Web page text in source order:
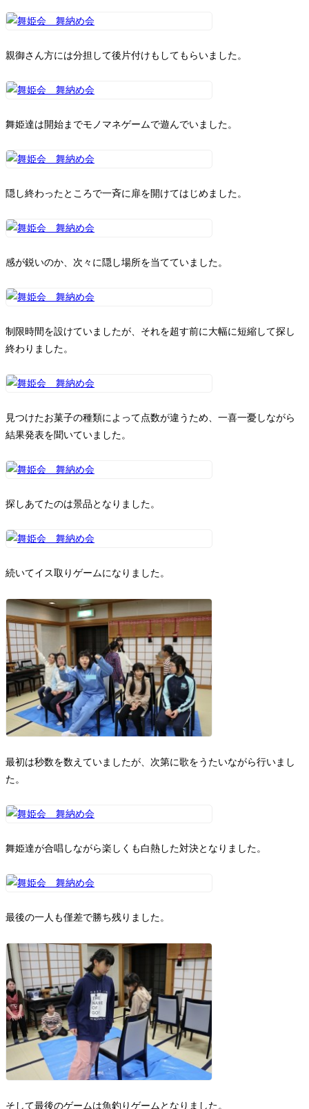
親御さん方には分担して後片付けもしてもらいました。
舞姫達は開始までモノマネゲームで遊んでいました。
隠し終わったところで一斉に扉を開けてはじめました。
感が鋭いのか、次々に隠し場所を当てていました。
制限時間を設けていましたが、それを超す前に大幅に短縮して探し
終わりました。
見つけたお菓子の種類によって点数が違うため、一喜一憂しながら
結果発表を聞いていました。
探しあてたのは景品となりました。
続いてイス取りゲームになりました。
最初は秒数を数えていましたが、次第に歌をうたいながら行いまし
た。
舞姫達が合唱しながら楽しくも白熱した対決となりました。
最後の一人も僅差で勝ち残りました。
そして最後のゲームは魚釣りゲームとなりました。